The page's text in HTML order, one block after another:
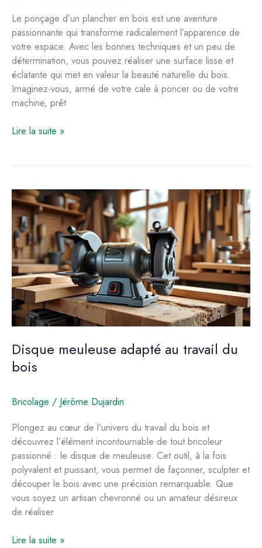
Le ponçage d’un plancher en bois est une aventure
passionnante qui transforme radicalement l’apparence de
votre espace. Avec les bonnes techniques et un peu de
détermination, vous pouvez réaliser une surface lisse et
éclatante qui met en valeur la beauté naturelle du bois.
Imaginez-vous, armé de votre cale à poncer ou de votre
machine, prêt
Comment
plancher
en
bois
Lire la suite »
Disque meuleuse adapté au travail du
bois
Bricolage / Jérôme Dujardin
Plongez au cœur de l’univers du travail du bois et
découvrez l’élément incontournable de tout bricoleur
passionné : le disque de meuleuse. Cet outil, à la fois
polyvalent et puissant, vous permet de façonner, sculpter et
découper le bois avec une précision remarquable. Que
vous soyez un artisan chevronné ou un amateur désireux
de réaliser
Disque
Lire la suite »